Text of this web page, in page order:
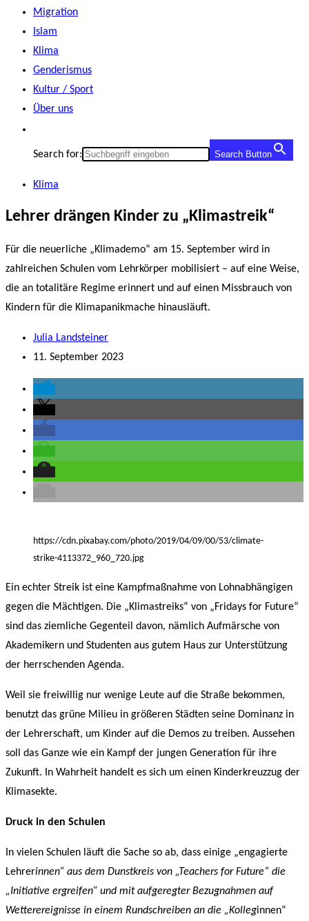
Migration
Islam
Klima
Genderismus
Kultur / Sport
Über uns
Search for: Search Button
Klima
Lehrer drängen Kinder zu „Klimastreik“
Für die neuerliche „Klimademo“ am 15. September wird in
zahlreichen Schulen vom Lehrkörper mobilisiert – auf eine Weise,
die an totalitäre Regime erinnert und auf einen Missbrauch von
Kindern für die Klimapanikmache hinausläuft.
Julia Landsteiner
11. September 2023
https://cdn.pixabay.com/photo/2019/04/09/00/53/climate-
strike-4113372_960_720.jpg
Ein echter Streik ist eine Kampfmaßnahme von Lohnabhängigen
gegen die Mächtigen. Die „Klimastreiks“ von „Fridays for Future“
sind das ziemliche Gegenteil davon, nämlich Aufmärsche von
Akademikern und Studenten aus gutem Haus zur Unterstützung
der herrschenden Agenda.
Weil sie freiwillig nur wenige Leute auf die Straße bekommen,
benutzt das grüne Milieu in größeren Städten seine Dominanz in
der Lehrerschaft, um Kinder auf die Demos zu treiben. Aussehen
soll das Ganze wie ein Kampf der jungen Generation für ihre
Zukunft. In Wahrheit handelt es sich um einen Kinderkreuzzug der
Klimasekte.
Druck in den Schulen
In vielen Schulen läuft die Sache so ab, dass einige „engagierte
Lehrerinnen“ aus dem Dunstkreis von „Teachers for Future“ die
„Initiative ergreifen“ und mit aufgeregter Bezugnahmen auf
Wetterereignisse in einem Rundschreiben an die „Kolleginnen“